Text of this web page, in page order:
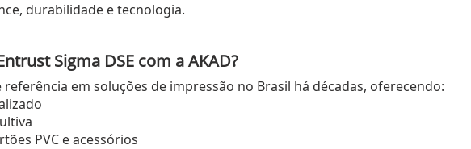
durabilidade e tecnologia.
Sigma DSE com a AKAD?
em soluções de impressão no Brasil há décadas, oferecendo:
PVC e acessórios